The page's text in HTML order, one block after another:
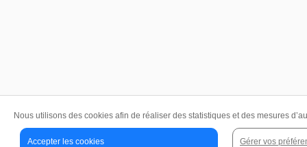
Nous utilisons des cookies afin de réaliser des statistiques et des mesures
Accepter les cookies Gérer vos